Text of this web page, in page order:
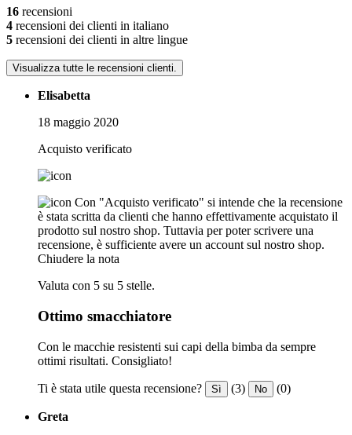
16 recensioni
4 recensioni dei clienti in italiano
5 recensioni dei clienti in altre lingue
Visualizza tutte le recensioni clienti.
Elisabetta
18 maggio 2020
Acquisto verificato
Con "Acquisto verificato" si intende che la recensione
è stata scritta da clienti che hanno effettivamente acquistato il
prodotto sul nostro shop. Tuttavia per poter scrivere una
recensione, è sufficiente avere un account sul nostro shop.
Chiudere la nota
Valuta con 5 su 5 stelle.
Ottimo smacchiatore
Con le macchie resistenti sui capi della bimba da sempre
ottimi risultati. Consigliato!
Ti è stata utile questa recensione? Sì (3) No (0)
Greta